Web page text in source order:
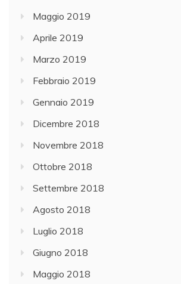
Maggio 2019
Aprile 2019
Marzo 2019
Febbraio 2019
Gennaio 2019
Dicembre 2018
Novembre 2018
Ottobre 2018
Settembre 2018
Agosto 2018
Luglio 2018
Giugno 2018
Maggio 2018